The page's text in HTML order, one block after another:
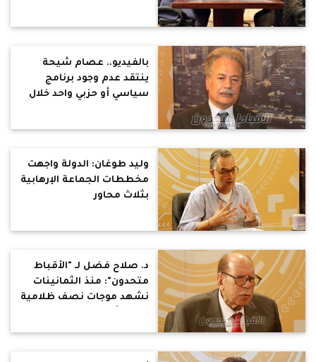
بالفيديو.. عصام شيحة
ينتقد عدم وجود برنامج
سياسي أو حزبي واحد خلال
وليد طوغان: الدولة واجهت
مخططات الجماعة الإرهابية
بثلاث محاور
د. صلاح فضل لـ "الأقباط
متحدون": منذ الثمانينات
نشهد موجات نصف ظلامية